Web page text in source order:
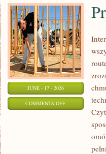
JUNE - 17 - 2026
COMMENTS OFFON
REGULACJE